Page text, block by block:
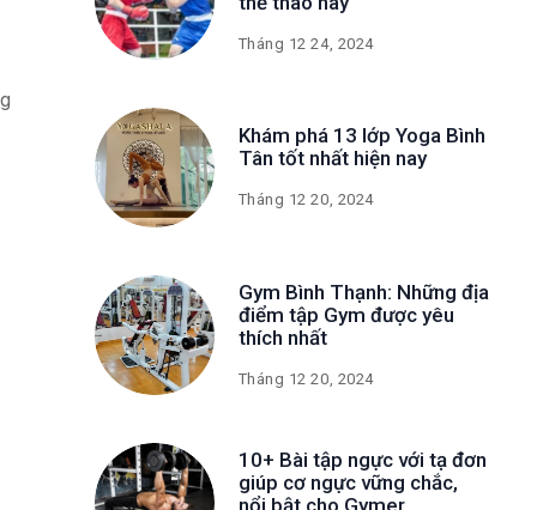
Tháng 12 24, 2024
Khám phá 13 lớp Yoga Bình
Tân tốt nhất hiện nay
Tháng 12 20, 2024
Gym Bình Thạnh: Những địa
điểm tập Gym được yêu
thích nhất
Tháng 12 20, 2024
10+ Bài tập ngực với tạ đơn
giúp cơ ngực vững chắc,
nổi bật cho Gymer